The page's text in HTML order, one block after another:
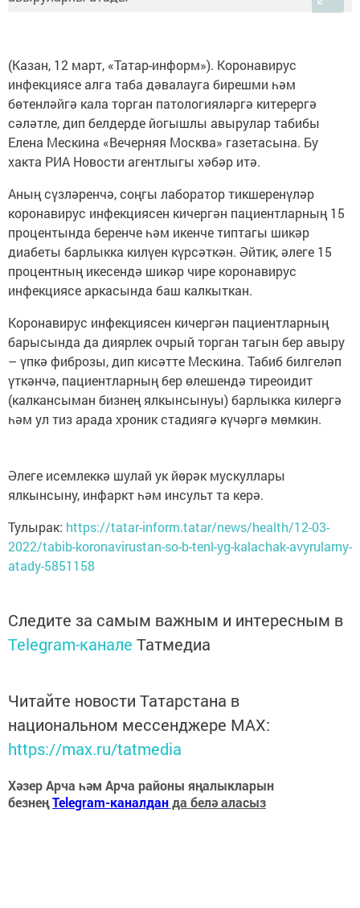
(Казан, 12 март, «Татар-информ»). Коронавирус
инфекциясе алга таба дәвалауга бирешми һәм
бөтенләйгә кала торган патологияләргә китерергә
сәләтле, дип белдерде йогышлы авырулар табибы
Елена Мескина «Вечерняя Москва» газетасына. Бу
хакта РИА Новости агентлыгы хәбәр итә.
Аның сүзләренчә, соңгы лаборатор тикшеренүләр
коронавирус инфекциясен кичергән пациентларның 15
процентында беренче һәм икенче типтагы шикәр
диабеты барлыкка килүен күрсәткән. Әйтик, әлеге 15
процентның икесендә шикәр чире коронавирус
инфекциясе аркасында баш калкыткан.
Коронавирус инфекциясен кичергән пациентларның
барысында да диярлек очрый торган тагын бер авыру
– үпкә фиброзы, дип кисәтте Мескина. Табиб билгеләп
үткәнчә, пациентларның бер өлешендә тиреоидит
(калкансыман бизнең ялкынсынуы) барлыкка килергә
һәм ул тиз арада хроник стадиягә күчәргә мөмкин.
Әлеге исемлеккә шулай ук йөрәк мускуллары
ялкынсыну, инфаркт һәм инсульт та керә.
Тулырак: https://tatar-inform.tatar/news/health/12-03-
2022/tabib-koronavirustan-so-b-tenl-yg-kalachak-avyrularny-
atady-5851158
Следите за самым важным и интересным в
Telegram-канале Татмедиа
Читайте новости Татарстана в
национальном мессенджере MАХ:
https://max.ru/tatmedia
Хәзер Арча һәм Арча районы яңалыкларын
безнеңTelegram-каналданда белә аласыз